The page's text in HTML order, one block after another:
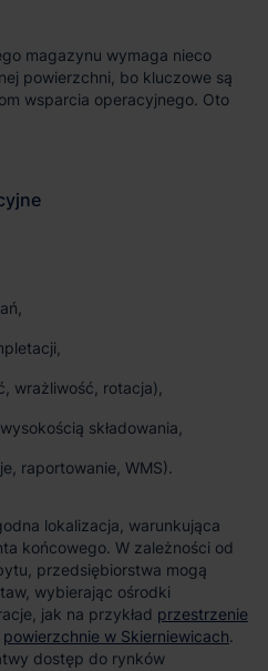
magazynu wymaga nieco
powierzchni, bo kluczowe są
wsparcia operacyjnego. Oto
wrażliwość, rotacja),
składowania,
raportowanie, WMS).
lokalizacja, warunkująca
końcowego. W zależności od
przedsiębiorstwa mogą
wybierając ośrodki
jak na przykład przestrzenie
powierzchnie w Skierniewicach.
dostęp do rynków